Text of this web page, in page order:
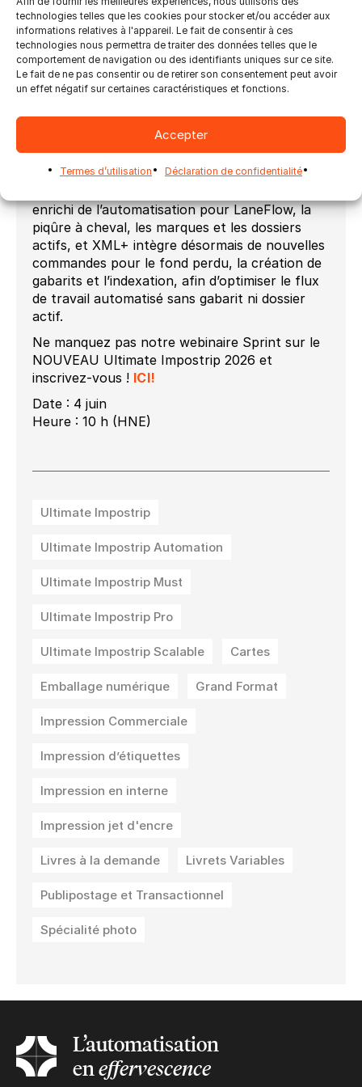
technologies telles que les cookies pour stocker et/ou accéder aux
informations relatives à l'appareil. Le fait de consentir à ces
technologies nous permettra de traiter des données telles que le
comportement de navigation ou des identifiants uniques sur ce site.
Le fait de ne pas consentir ou de retirer son consentement peut avoir
un effet négatif sur certaines caractéristiques et fonctions.
Accepter
Termes d’utilisation Déclaration de confidentialité
par couche imprimée pour les PDF
multicouches et la consolidation des
commandes DXF et de séparation de sortie
pour piloter automatiquement les
périphériques de découpe et faciliter la
préparation des plaques de découpe.
XML for Redirection et XML+sont largement
utilisés par nos clients pour une imposition
fluide, avec l’imbrication et le regroupement
automatiques des tâches. Cette version inclut
enrichi de l’automatisation pour LaneFlow, la
piqûre à cheval, les marques et les dossiers
actifs, et XML+ intègre désormais de nouvelles
commandes pour le fond perdu, la création de
gabarits et l’indexation, afin d’optimiser le flux
de travail automatisé sans gabarit ni dossier
actif.
Ne manquez pas notre webinaire Sprint sur le
NOUVEAU Ultimate Impostrip 2026 et
inscrivez-vous ! ICI!
Date : 4 juin
Heure : 10 h (HNE)
Ultimate Impostrip
Ultimate Impostrip Automation
Ultimate Impostrip Must
Ultimate Impostrip Pro
Ultimate Impostrip Scalable Cartes
Emballage numérique Grand Format
Impression Commerciale
Impression d’étiquettes
Impression en interne
Impression jet d'encre
Livres à la demande Livrets Variables
Publipostage et Transactionnel
Spécialité photo
L’automatisation
eneffervescence